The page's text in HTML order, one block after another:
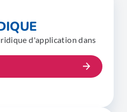
d'application dans